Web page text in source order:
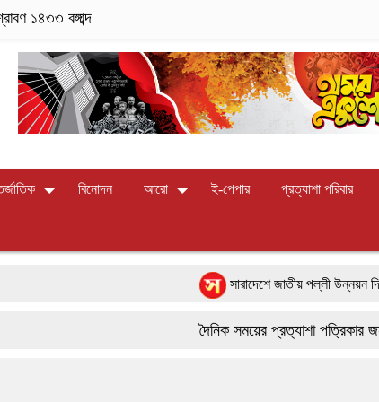
১৪৩৩ বঙ্গাব্দ
বিনোদন আরো ই-পেপার প্রত্যাশা পরিবার
সারাদেশে জাতীয় পল্লী উন্নয়ন দিবস-২০২৬
পাংশা সরকারী কলেজে রবীন্দ্র-নজরুল জয়ন্তী
দৈনিক সময়ের প্রত্যাশা পত্রিকার জন্য সারা